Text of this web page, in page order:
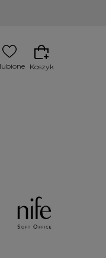
Koszyk